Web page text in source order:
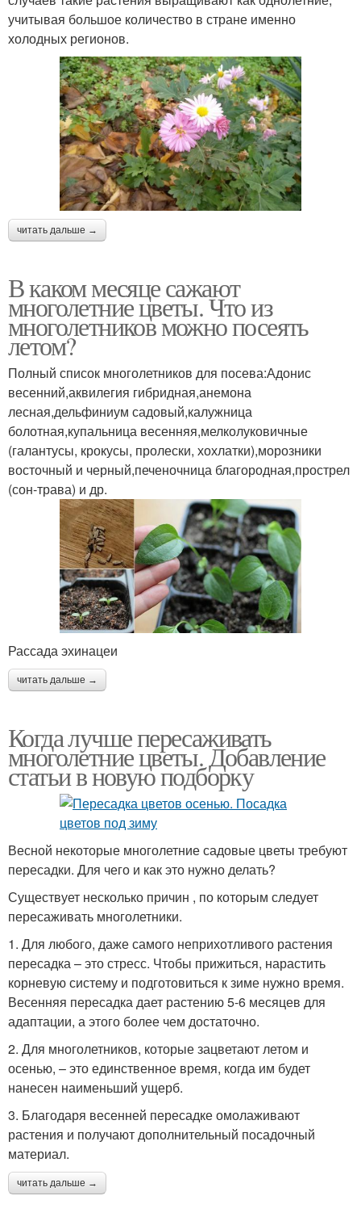
учитывая большое количество в стране именно
холодных регионов.
читать дальше →
В каком месяце сажают
многолетние цветы. Что из
многолетников можно посеять
летом?
Полный список многолетников для посева:Адонис
весенний,аквилегия гибридная,анемона
лесная,дельфиниум садовый,калужница
болотная,купальница весенняя,мелколуковичные
(галантусы, крокусы, пролески, хохлатки),морозники
восточный и черный,печеночница благородная,прострел
(сон-трава) и др.
Рассада эхинацеи
читать дальше →
Когда лучше пересаживать
многолетние цветы. Добавление
статьи в новую подборку
Весной некоторые многолетние садовые цветы требуют
пересадки. Для чего и как это нужно делать?
Существует несколько причин , по которым следует
пересаживать многолетники.
1. Для любого, даже самого неприхотливого растения
пересадка – это стресс. Чтобы прижиться, нарастить
корневую систему и подготовиться к зиме нужно время.
Весенняя пересадка дает растению 5-6 месяцев для
адаптации, а этого более чем достаточно.
2. Для многолетников, которые зацветают летом и
осенью, – это единственное время, когда им будет
нанесен наименьший ущерб.
3. Благодаря весенней пересадке омолаживают
растения и получают дополнительный посадочный
материал.
читать дальше →